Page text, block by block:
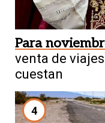
Para
venta de
cuestan
4